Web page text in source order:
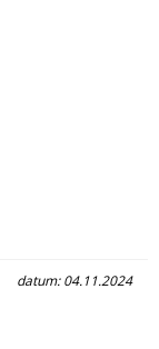
datum: 04.11.2024